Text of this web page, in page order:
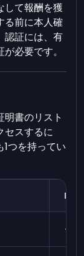
して報酬を獲
る前に本人確
認証には、有
必要です。
書のリスト
セスするに
つを持ってい
IDカ
✓